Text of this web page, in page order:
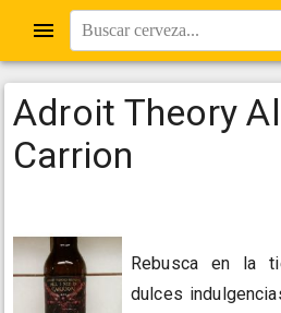
Buscar cerveza...
Adroit Theory
Carrion
Rebusca en la
dulces